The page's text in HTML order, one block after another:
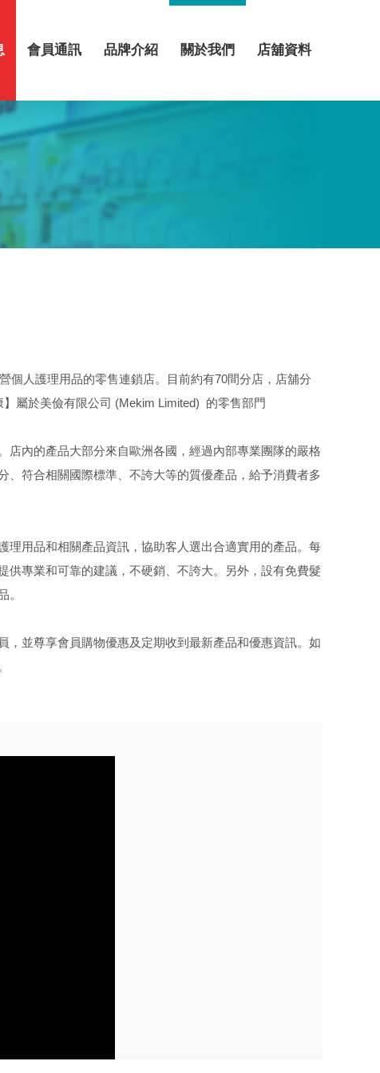
會員通訊 品牌介紹 關於我們 店舖資料
個人護理用品的零售連鎖店。目前約有70間分店，店舖分
屬於美儉有限公司 (Mekim Limited) 的零售部門
店內的產品大部分來自歐洲各國，經過內部專業團隊的嚴格
、符合相關國際標準、不誇大等的質優產品，給予消費者多
理用品和相關產品資訊，協助客人選出合適實用的產品。每
供專業和可靠的建議，不硬銷、不誇大。另外，設有免費髮
。
，並尊享會員購物優惠及定期收到最新產品和優惠資訊。如